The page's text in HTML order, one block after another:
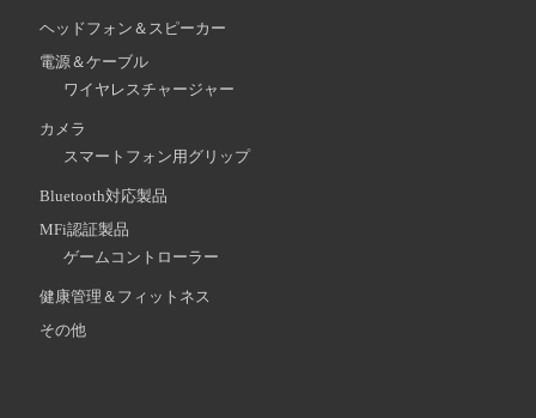
ヘッドフォン＆スピーカー
電源＆ケーブル
ワイヤレスチャージャー
カメラ
スマートフォン用グリップ
Bluetooth対応製品
MFi認証製品
ゲームコントローラー
健康管理＆フィットネス
その他